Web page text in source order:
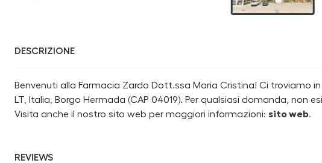
DESCRIZIONE
Benvenuti alla Farmacia Zardo Dott.ssa Maria Cristina! Ci troviamo
LT, Italia, Borgo Hermada (CAP 04019). Per qualsiasi domanda, non
Visita anche il nostro sito web per maggiori informazioni: sito web.
REVIEWS